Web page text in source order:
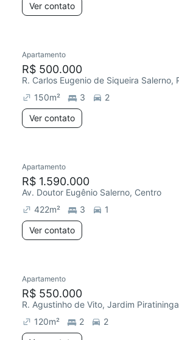
Ver contato
Apartamento
R$ 500.000
150m² 3
2
Ver contato
Apartamento
R$ 1.590.000
Av. Doutor Eugênio Salerno, Centro
422m² 3
1
Ver contato
Apartamento
R$ 550.000
R. Agustinho de Vito, Jardim Piratininga
120m² 2
2